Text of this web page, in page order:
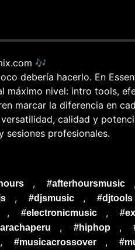
🎶
debería hacerlo. En
máximo nivel: intro tools,
marcar la diferencia en
calidad y
sesiones profesionales.
, #afterhoursmusic
, #djsmusic , #djtools
, #electronicmusic ,
, #hiphop ,
, #musicacrossover ,